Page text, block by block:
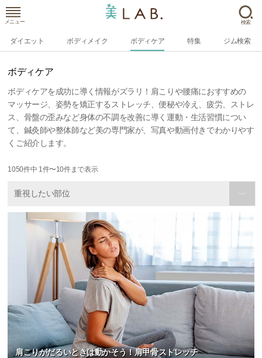
メニュー 検索
ダイエット ボディメイク ボディケア 特集 ジム検索
ボディケア
ボディケアを成功に導く情報がズラリ！肩こりや腰痛におすすめの
マッサージ、姿勢を矯正するストレッチ、便秘や冷え、疲労、ストレ
ス、骨盤の歪みなど身体の不調を改善に導く運動・生活習慣につい
て、鍼灸師や整体師など美の専門家が、写真や動画付きでわかりやす
くご紹介します。
1050件中 1件〜10件まで表示
重視したい部位 〉
肩こりがだるいときは動かそう！肩甲骨ストレッチ